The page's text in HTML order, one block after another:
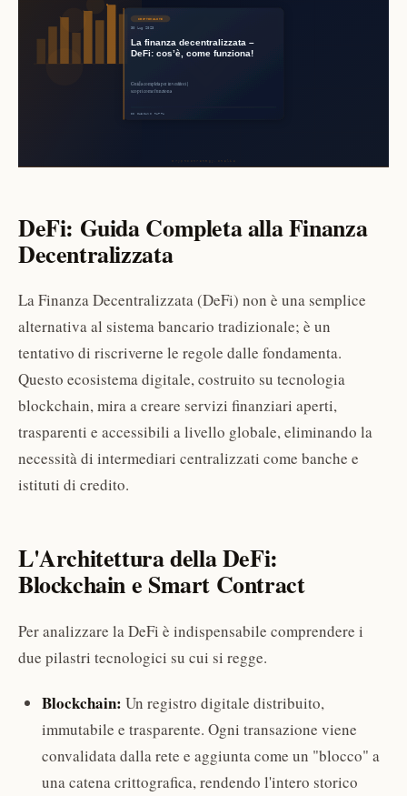
DeFi: Guida Completa alla Finanza
Decentralizzata
La Finanza Decentralizzata (DeFi) non è una semplice
alternativa al sistema bancario tradizionale; è un
tentativo di riscriverne le regole dalle fondamenta.
Questo ecosistema digitale, costruito su tecnologia
blockchain, mira a creare servizi finanziari aperti,
trasparenti e accessibili a livello globale, eliminando la
necessità di intermediari centralizzati come banche e
istituti di credito.
L'Architettura della DeFi:
Blockchain e Smart Contract
Per analizzare la DeFi è indispensabile comprendere i
due pilastri tecnologici su cui si regge.
Blockchain: Un registro digitale distribuito,
immutabile e trasparente. Ogni transazione viene
convalidata dalla rete e aggiunta come un "blocco" a
una catena crittografica, rendendo l'intero storico